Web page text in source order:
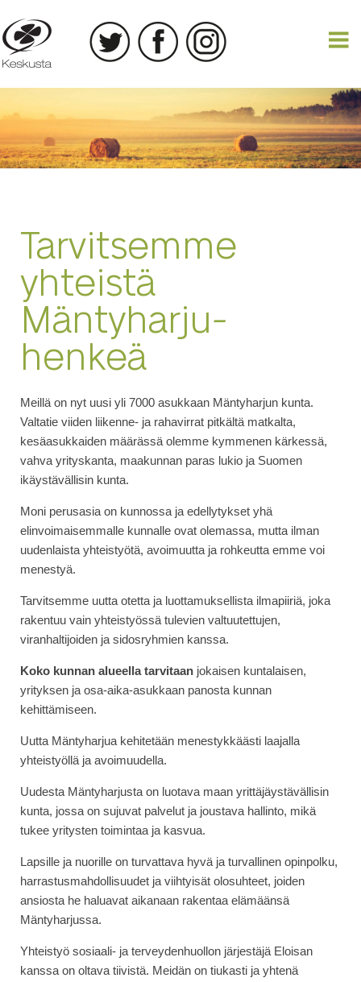
Tarvitsemme
yhteistä
Mäntyharju-
henkeä
Meillä on nyt uusi yli 7000 asukkaan Mäntyharjun kunta.
Valtatie viiden liikenne- ja rahavirrat pitkältä matkalta,
kesäasukkaiden määrässä olemme kymmenen kärkessä,
vahva yrityskanta, maakunnan paras lukio ja Suomen
ikäystävällisin kunta.
Moni perusasia on kunnossa ja edellytykset yhä
elinvoimaisemmalle kunnalle ovat olemassa, mutta ilman
uudenlaista yhteistyötä, avoimuutta ja rohkeutta emme voi
menestyä.
Tarvitsemme uutta otetta ja luottamuksellista ilmapiiriä, joka
rakentuu vain yhteistyössä tulevien valtuutettujen,
viranhaltijoiden ja sidosryhmien kanssa.
Koko kunnan alueella tarvitaan jokaisen kuntalaisen,
yrityksen ja osa-aika-asukkaan panosta kunnan
kehittämiseen.
Uutta Mäntyharjua kehitetään menestykkäästi laajalla
yhteistyöllä ja avoimuudella.
Uudesta Mäntyharjusta on luotava maan yrittäjäystävällisin
kunta, jossa on sujuvat palvelut ja joustava hallinto, mikä
tukee yritysten toimintaa ja kasvua.
Lapsille ja nuorille on turvattava hyvä ja turvallinen opinpolku,
harrastusmahdollisuudet ja viihtyisät olosuhteet, joiden
ansiosta he haluavat aikanaan rakentaa elämäänsä
Mäntyharjussa.
Yhteistyö sosiaali- ja terveydenhuollon järjestäjä Eloisan
kanssa on oltava tiivistä. Meidän on tiukasti ja yhtenä